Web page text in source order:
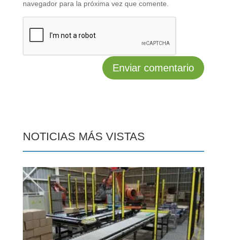
navegador para la próxima vez que comente.
NOTICIAS MÁS VISTAS